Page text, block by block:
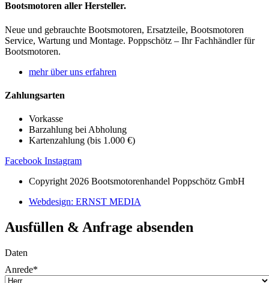
Bootsmotoren aller Hersteller.
Neue und gebrauchte Bootsmotoren, Ersatzteile, Bootsmotoren
Service, Wartung und Montage. Poppschötz – Ihr Fachhändler für
Bootsmotoren.
mehr über uns erfahren
Zahlungsarten
Vorkasse
Barzahlung bei Abholung
Kartenzahlung (bis 1.000 €)
Facebook Instagram
Copyright 2026 Bootsmotorenhandel Poppschötz GmbH
Webdesign: ERNST MEDIA
Ausfüllen & Anfrage absenden
Daten
Anrede*